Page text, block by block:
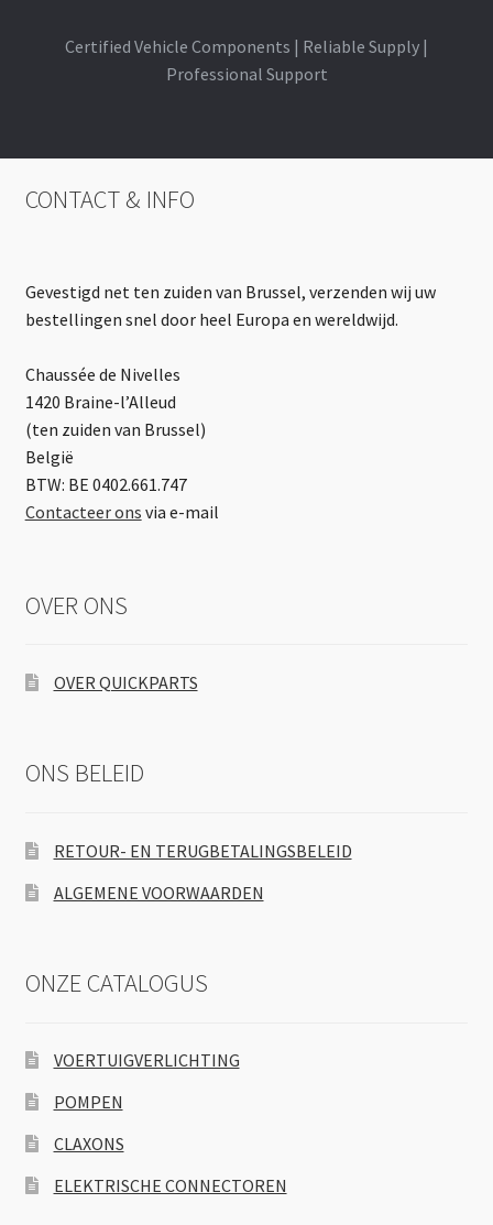
Certified Vehicle Components | Reliable Supply |
Professional Support
CONTACT & INFO
Gevestigd net ten zuiden van Brussel, verzenden wij uw
bestellingen snel door heel Europa en wereldwijd.
Chaussée de Nivelles
1420 Braine-l’Alleud
(ten zuiden van Brussel)
België
BTW: BE 0402.661.747
Contacteer ons via e-mail
OVER ONS
OVER QUICKPARTS
ONS BELEID
RETOUR- EN TERUGBETALINGSBELEID
ALGEMENE VOORWAARDEN
ONZE CATALOGUS
VOERTUIGVERLICHTING
POMPEN
CLAXONS
ELEKTRISCHE CONNECTOREN